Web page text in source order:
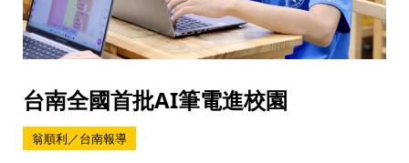
台南全國首批AI筆電進校園
翁順利／台南報導